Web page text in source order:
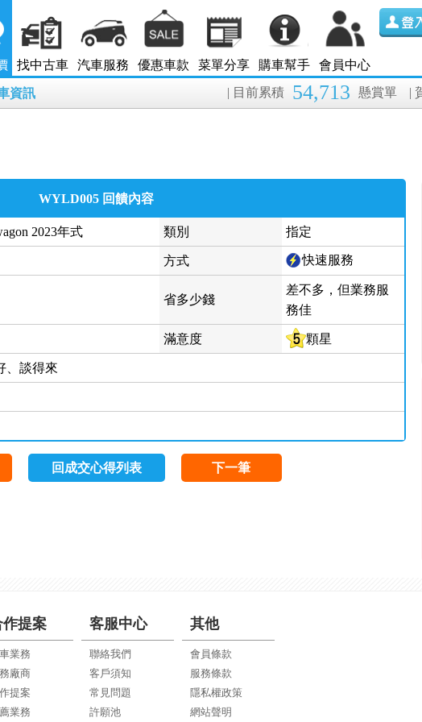
找中古車 汽車服務 優惠車款 菜單分享 購車幫手 會員中心
資訊 |
| 目前累積 54,713 懸賞單
WYLD005 回饋內容
2023年式 類別 指定
方式 快速服務
省多少錢
差不多，但業務服
務佳
滿意度 顆星
、談得來
回成交心得列表 下一筆
作提案
業務
廠商
提案
業務
客服中心
聯絡我們
客戶須知
常見問題
許願池
其他
會員條款
服務條款
隱私權政策
網站聲明